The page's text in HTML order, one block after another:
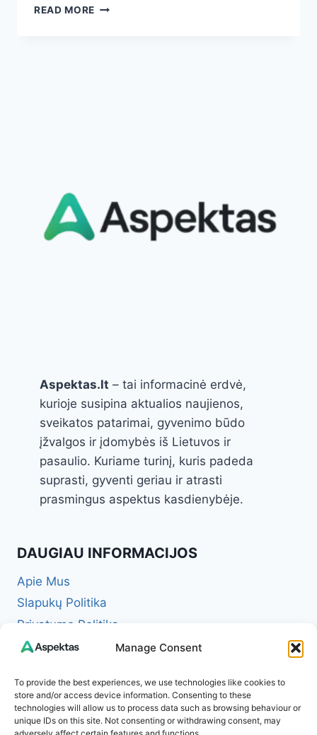
Manage Consent
To provide the best experiences, we use technologies like cookies to
store and/or access device information. Consenting to these
technologies will allow us to process data such as browsing behaviour or
unique IDs on this site. Not consenting or withdrawing consent, may
READ MORE TINGINIO
Aspektas.lt – tai informacinė erdvė,
kurioje susipina aktualios naujienos,
sveikatos patarimai, gyvenimo būdo
įžvalgos ir įdomybės iš Lietuvos ir
pasaulio. Kuriame turinį, kuris padeda
suprasti, gyventi geriau ir atrasti
prasmingus aspektus kasdienybėje.
DAUGIAU INFORMACIJOS
Apie Mus
Slapukų Politika
Privatumo Politika
Redakcinė politika + Klaidų taisymo politika
Atsakomybės apribojimas (Disclaimer)
Naudojimosi taisyklės (Terms of Service)
Kontaktai